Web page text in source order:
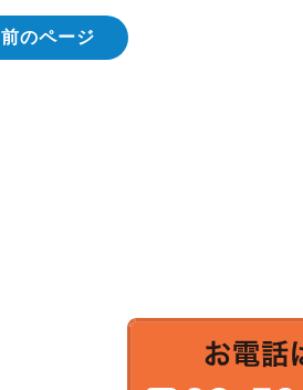
前のページ